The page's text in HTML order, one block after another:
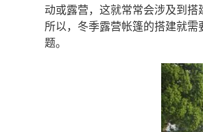
动或露营，这就常常会涉及到搭
所以，冬季露营帐篷的搭建就
题。